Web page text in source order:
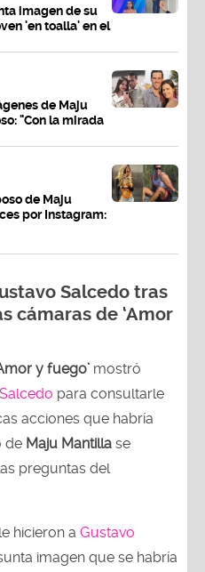
imagen de su
'en toalla' en el
de Maju
"Con la mirada
de Maju
por Instagram:
Salcedo tras
cámaras de ‘Amor
y fuego’ mostró
para consultarle
acciones que habría
de Maju Mantilla se
preguntas del
hicieron a Gustavo
imagen que se habría